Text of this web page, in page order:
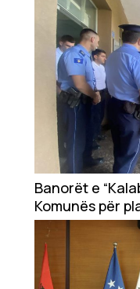
Banorët e
Komunës për